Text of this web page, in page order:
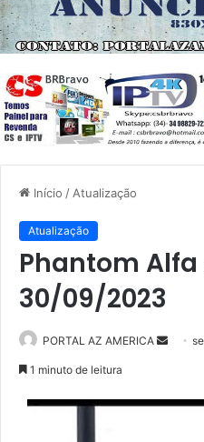
Início / Atualização
Atualização
Phantom
30/09/2023
PORTAL AZ AMERICA
d
1 minuto de leitura